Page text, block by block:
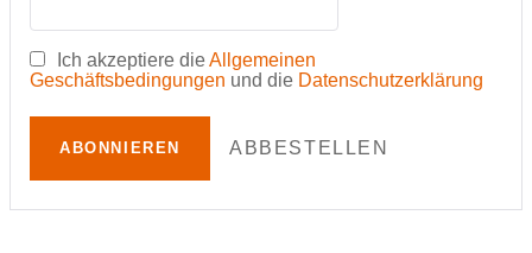
Ich akzeptiere dieAllgemeinen
Geschäftsbedingungen und die Datenschutzerklärung
ABONNIEREN ABBESTELLEN